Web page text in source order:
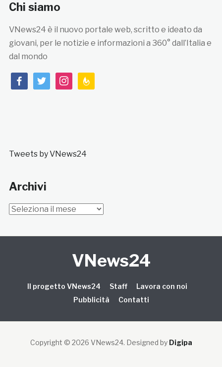
Chi siamo
VNews24 è il nuovo portale web, scritto e ideato da
giovani, per le notizie e informazioni a 360° dall’Italia e
dal mondo
facebooktwitterinstagramfeedburner
Tweets by VNews24
Archivi
Archivi
VNews24
Il progetto VNews24 Staff
Lavora con noi
Pubblicità
Contatti
Copyright © 2026 VNews24. Designed by Digipa